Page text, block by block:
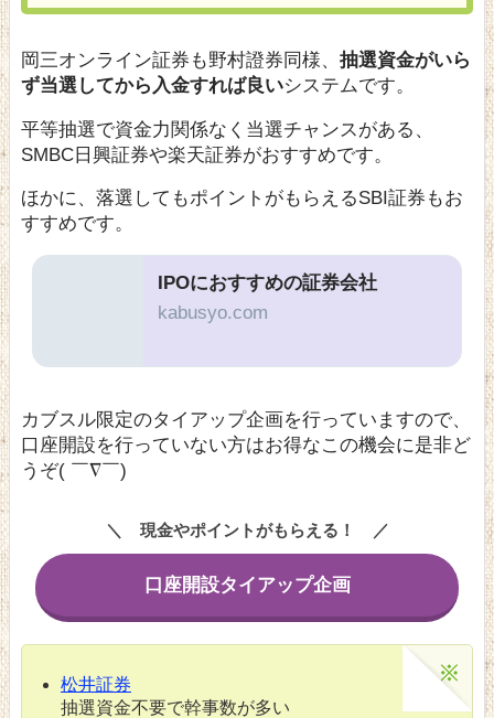
岡三オンライン証券も野村證券同様、 抽選資金がいら
ず当選してから入金すれば良いシステムです。
平等抽選で資金力関係なく当選チャンスがある、
SMBC日興証券や楽天証券がおすすめです。
ほかに、落選してもポイントがもらえるSBI証券もお
すすめです。
IPOにおすすめの証券会社
kabusyo.com
カブスル限定のタイアップ企画を行っていますので、
口座開設を行っていない方はお得なこの機会に是非ど
うぞ( ￣∇￣)
口座開設タイアップ企画
現金やポイントがもらえる！
松井証券
抽選資金不要で幹事数が多い